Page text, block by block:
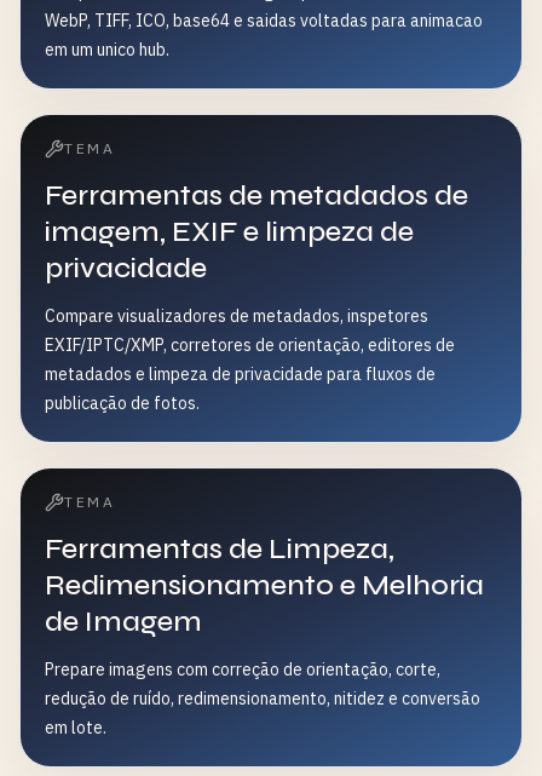
WebP, TIFF, ICO, base64 e saidas voltadas para animacao
em um unico hub.
TEMA
Ferramentas de metadados de
imagem, EXIF e limpeza de
privacidade
Compare visualizadores de metadados, inspetores
EXIF/IPTC/XMP, corretores de orientação, editores de
metadados e limpeza de privacidade para fluxos de
publicação de fotos.
TEMA
Ferramentas de Limpeza,
Redimensionamento e Melhoria
de Imagem
Prepare imagens com correção de orientação, corte,
redução de ruído, redimensionamento, nitidez e conversão
em lote.